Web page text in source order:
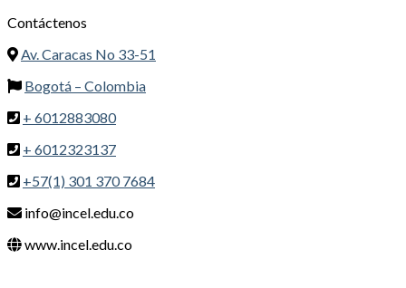
Contáctenos
Av. Caracas No 33-51
Bogotá – Colombia
+ 6012883080
+ 6012323137
+57(1) 301 370 7684
info@incel.edu.co
www.incel.edu.co